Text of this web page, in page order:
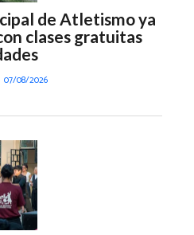
de Atletismo ya
clases gratuitas
07/08/2026